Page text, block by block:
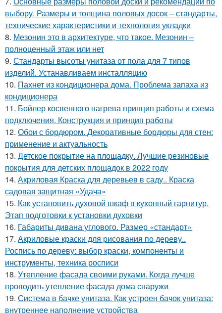
выбору. Размеры и толщина половых досок – стандарты,
технические характеристики и технология укладки
8. Мезонин это в архитектуре, что такое. Мезонин –
полноценный этаж или нет
9. Стандарты высоты унитаза от пола для 7 типов
изделий. Устанавливаем инсталляцию
10. Пахнет из кондиционера дома. Проблема запаха из
кондиционера
11. Бойлер косвенного нагрева принцип работы и схема
подключения. Конструкция и принцип работы
12. Обои с бордюром. Декоративные бордюры для стен:
применение и актуальность
13. Детское покрытие на площадку. Лучшие резиновые
покрытия для детских площадок в 2022 году
14. Акриловая Краска для деревьев в саду.. Краска
садовая защитная «Удача»
15. Как установить духовой шкаф в кухонный гарнитур.
Этап подготовки к установки духовки
16. Габариты дивана углового. Размер «стандарт»
17. Акриловые краски для рисования по дереву..
Роспись по дереву: выбор краски, компоненты и
инструменты, техника росписи
18. Утепление фасада своими руками. Когда лучше
проводить утепление фасада дома снаружи
19. Система в бачке унитаза. Как устроен бачок унитаза:
внутреннее наполнение устройства